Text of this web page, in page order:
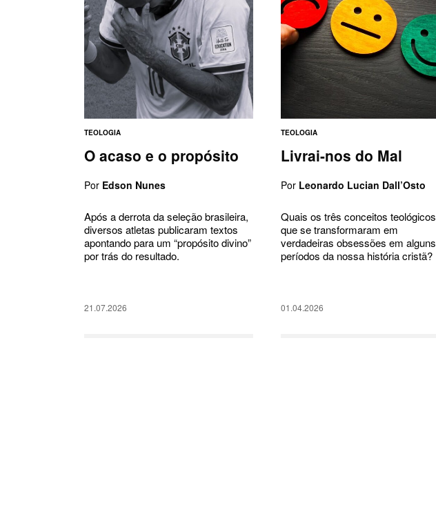
TEOLOGIA
O acaso e o propósito
Por Edson Nunes
Após a derrota da seleção brasileira,
diversos atletas publicaram textos
apontando para um “propósito divino”
por trás do resultado.
21.07.2026
TEOLOGIA
Livrai-nos do Mal
Por Leonardo Lucian Dall’Osto
Quais os três conceitos teológicos
que se transformaram em
verdadeiras obsessões em alguns
períodos da nossa história cristã?
01.04.2026